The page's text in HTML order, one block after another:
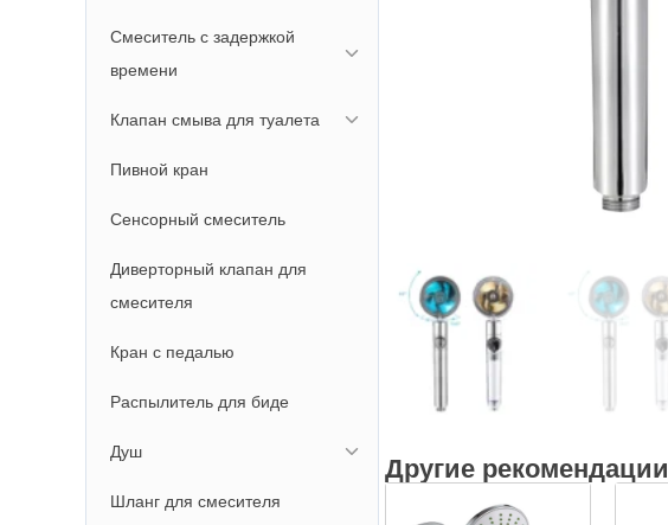
Смеситель с задержкой
времени
Клапан смыва для туалета
Пивной кран
Сенсорный смеситель
Диверторный клапан для
смесителя
Кран с педалью
Распылитель для биде
Душ
Шланг для смесителя
Другие рекомендации